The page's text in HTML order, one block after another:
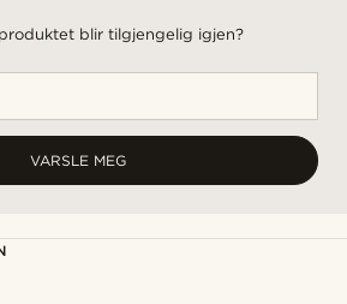
blir tilgjengelig igjen?
VARSLE MEG